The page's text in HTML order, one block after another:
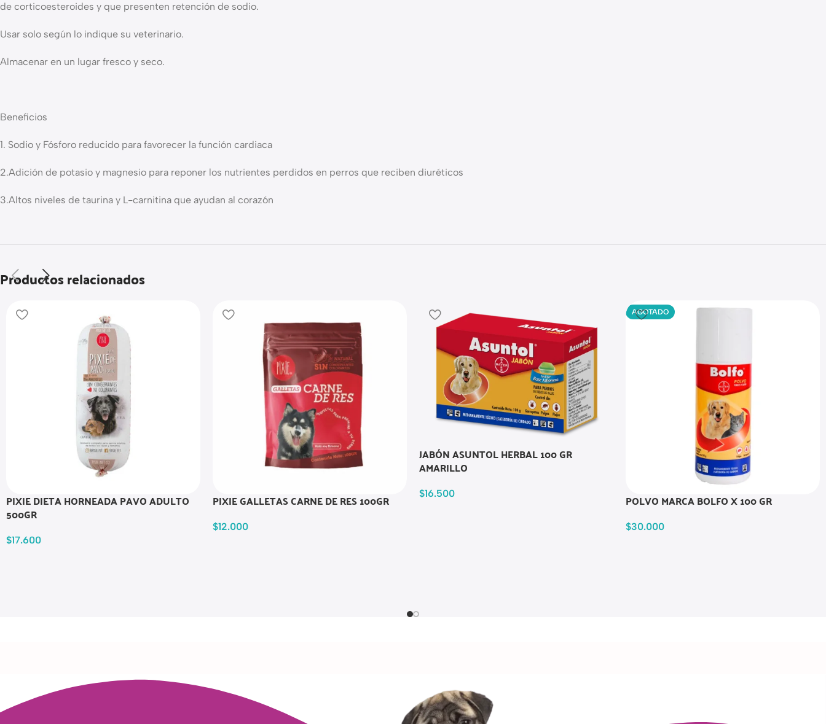
de corticoesteroides y que presenten retención de sodio.
Usar solo según lo indique su veterinario.
Almacenar en un lugar fresco y seco.
Beneficios
1. Sodio y Fósforo reducido para favorecer la función cardiaca
2.Adición de potasio y magnesio para reponer los nutrientes perdidos en perros que reciben diuréticos
3.Altos niveles de taurina y L-carnitina que ayudan al corazón
Productos relacionados
PIXIE DIETA HORNEADA PAVO ADULTO
500GR
$17.600
PIXIE GALLETAS CARNE DE RES 100GR
$12.000
JABÓN ASUNTOL HERBAL 100 GR
AMARILLO
$16.500
AGOTADO
POLVO MARCA BOLFO X 100 GR
$30.000